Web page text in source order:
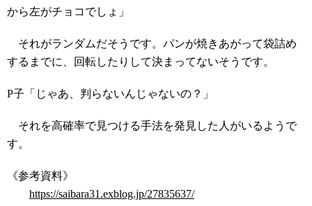
から左がチョコでしょ」
それがランダムだそうです。パンが焼きあがって袋詰め
するまでに、回転したりして決まってないそうです。
P子「じゃあ、判らないんじゃないの？」
それを高確率で見つける手法を発見した人がいるようで
す。
《参考資料》
https://saibara31.exblog.jp/27835637/